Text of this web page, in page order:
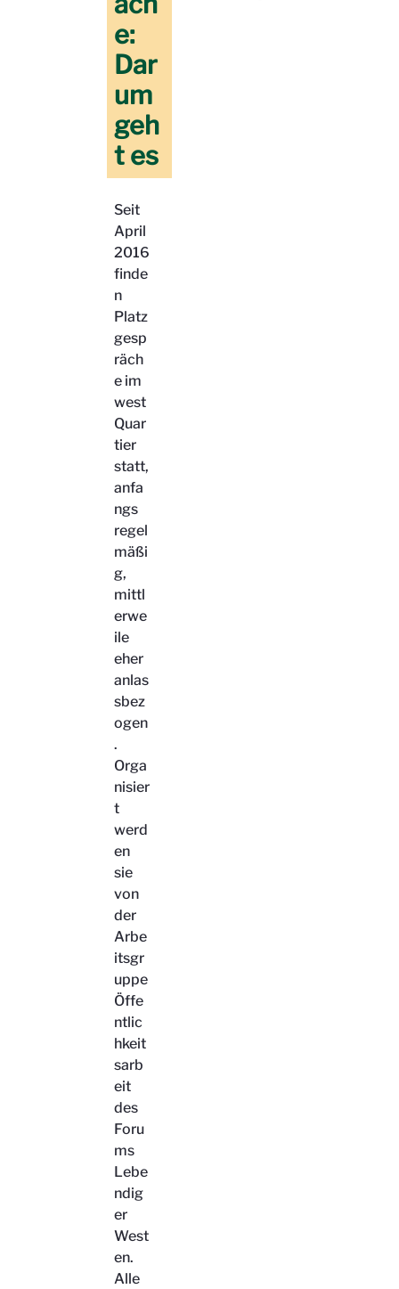
e:
Dar
um
geh
t es
Seit
April
2016
finde
n
Platz
gesp
räch
e im
west
Quar
tier
statt,
anfa
ngs
regel
mäßi
g,
mittl
erwe
ile
eher
anlas
sbez
ogen
.
Orga
nisier
t
werd
en
sie
von
der
Arbe
itsgr
uppe
Öffe
ntlic
hkeit
sarb
eit
des
Foru
ms
Lebe
ndig
er
West
en.
Alle